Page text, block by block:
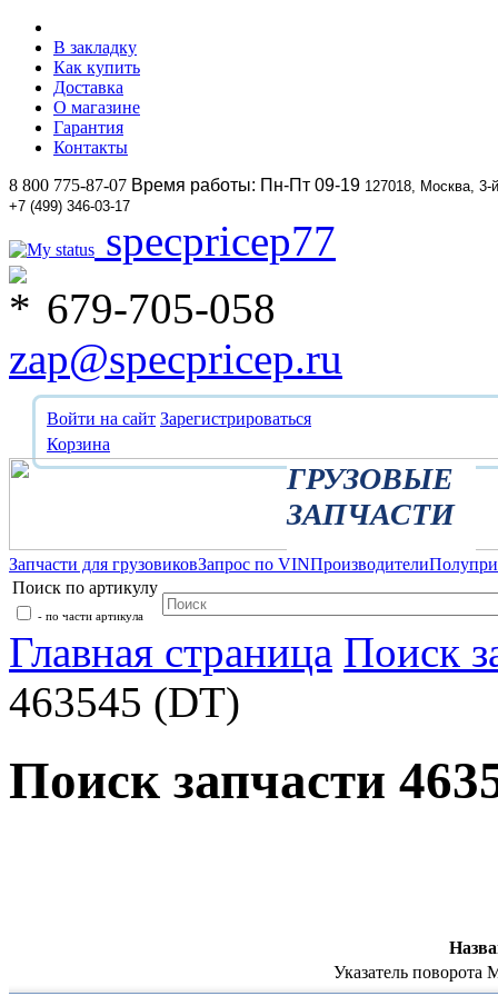
В закладку
Как купить
Доставка
О магазине
Гарантия
Контакты
8 800 775-87-07 Время работы: Пн-Пт 09-19 127018, Москва,
+7 (499) 346-03-17
specpricep77
679-705-058
zap@specpricep.ru
Войти на сайт Зарегистрироваться
Корзина
ГРУЗОВЫЕ
ЗАПЧАСТИ
Запчасти для грузовиковЗапрос по VINПроизводители
Поиск по артикулу
- по части артикула
Главная страница Поиск
463545 (DT)
Поиск запчасти
Указатель поворота